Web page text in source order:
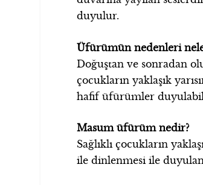
duyulur.
Üfürümün nedenleri
Doğuştan ve sonradan
çocukların yaklaşık
hafif üfürümler
Masum üfürüm nedir?
Sağlıklı çocukların
ile dinlenmesi ile